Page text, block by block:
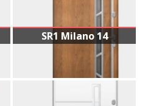
SR1 Milano 14